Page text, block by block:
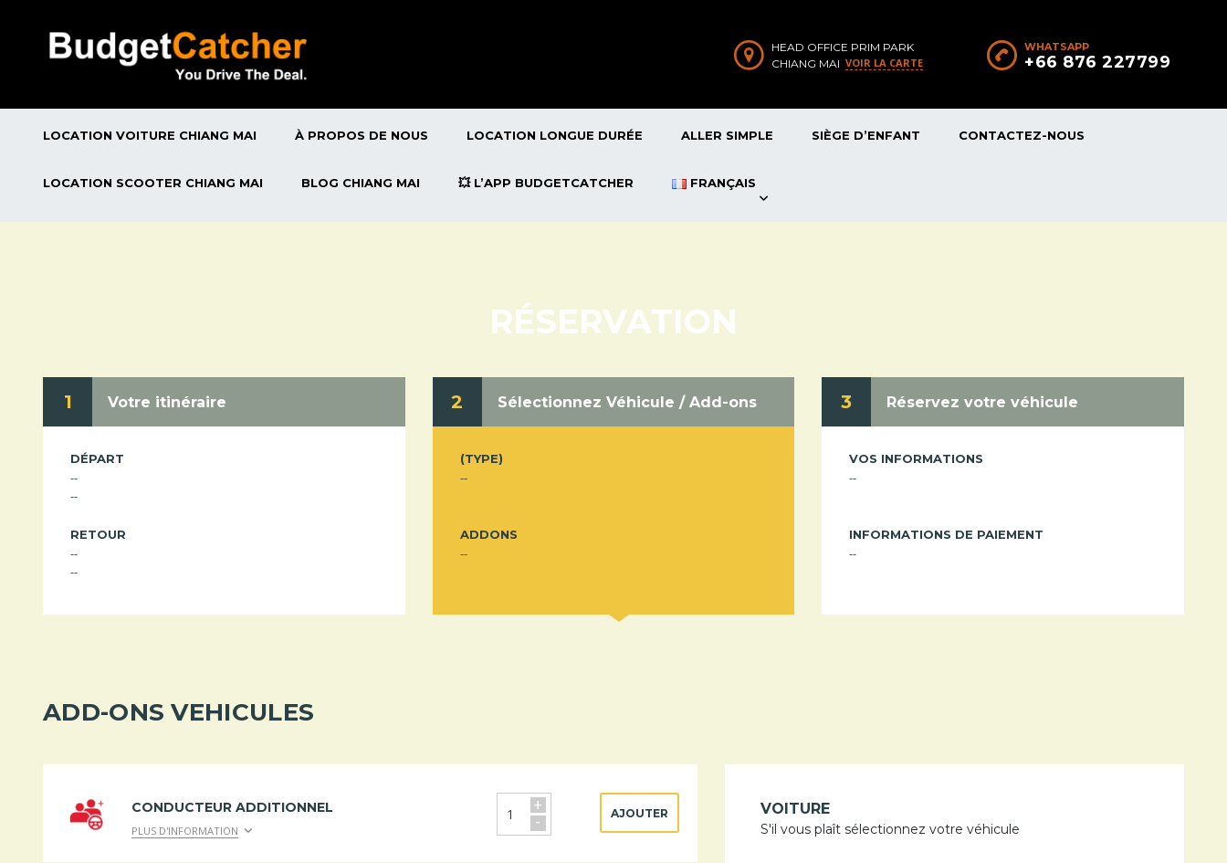
WHATSAPP
+66 876 227799
HEAD OFFICE PRIM PARK
CHIANG MAI VOIR LA CARTE
LOCATION VOITURE CHIANG MAI À PROPOS DE NOUS LOCATION LONGUE DURÉE ALLER SIMPLE SIÈGE D’ENFANT CONTACTEZ-NOUS
LOCATION SCOOTER CHIANG MAI BLOG CHIANG MAI 💥 L’APP BUDGETCATCHER FRANÇAIS
RÉSERVATION
1 Votre itinéraire
DÉPART
--
--
RETOUR
--
--
2 Sélectionnez Véhicule / Add-ons
(TYPE)
--
ADDONS
--
3 Réservez votre véhicule
VOS INFORMATIONS
--
INFORMATIONS DE PAIEMENT
--
ADD-ONS VEHICULES
CONDUCTEUR ADDITIONNEL
PLUS D'INFORMATION
+
- AJOUTER VOITURE
S'il vous plaît sélectionnez votre véhicule